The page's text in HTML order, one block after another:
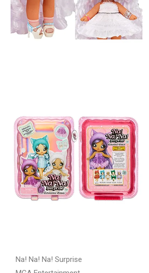
Na! Na! Na! Surprise